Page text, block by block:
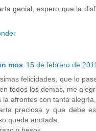
genial, espero que la
mos 15 de febrero de
felicidades, que lo
todos los demás, me
la afrontes con tanta
preciosa y que debe
queda anotada.